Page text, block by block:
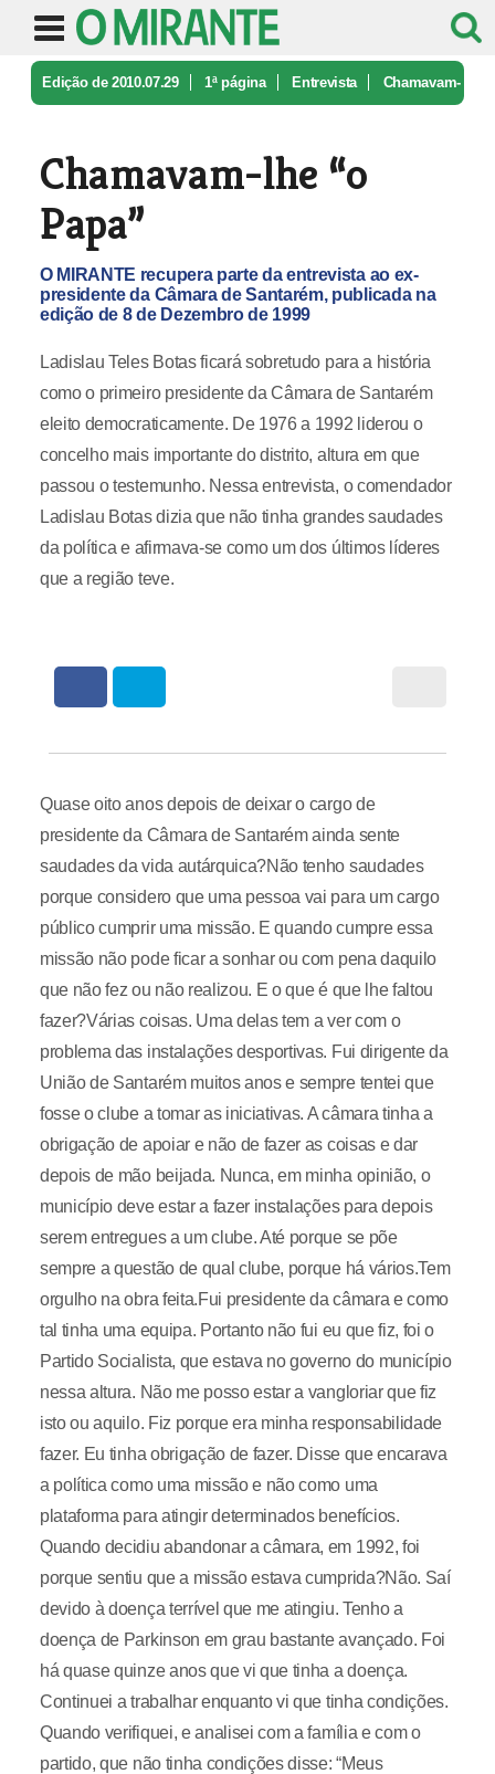
Edição de 2010.07.29 1ª página Entrevista Chamavam-
Chamavam-lhe “o
Papa”
O MIRANTE recupera parte da entrevista ao ex-
presidente da Câmara de Santarém, publicada na
edição de 8 de Dezembro de 1999
Ladislau Teles Botas ficará sobretudo para a história
como o primeiro presidente da Câmara de Santarém
eleito democraticamente. De 1976 a 1992 liderou o
concelho mais importante do distrito, altura em que
passou o testemunho. Nessa entrevista, o comendador
Ladislau Botas dizia que não tinha grandes saudades
da política e afirmava-se como um dos últimos líderes
que a região teve.
Quase oito anos depois de deixar o cargo de
presidente da Câmara de Santarém ainda sente
saudades da vida autárquica?Não tenho saudades
porque considero que uma pessoa vai para um cargo
público cumprir uma missão. E quando cumpre essa
missão não pode ficar a sonhar ou com pena daquilo
que não fez ou não realizou. E o que é que lhe faltou
fazer?Várias coisas. Uma delas tem a ver com o
problema das instalações desportivas. Fui dirigente da
União de Santarém muitos anos e sempre tentei que
fosse o clube a tomar as iniciativas. A câmara tinha a
obrigação de apoiar e não de fazer as coisas e dar
depois de mão beijada. Nunca, em minha opinião, o
município deve estar a fazer instalações para depois
serem entregues a um clube. Até porque se põe
sempre a questão de qual clube, porque há vários.Tem
orgulho na obra feita.Fui presidente da câmara e como
tal tinha uma equipa. Portanto não fui eu que fiz, foi o
Partido Socialista, que estava no governo do município
nessa altura. Não me posso estar a vangloriar que fiz
isto ou aquilo. Fiz porque era minha responsabilidade
fazer. Eu tinha obrigação de fazer. Disse que encarava
a política como uma missão e não como uma
plataforma para atingir determinados benefícios.
Quando decidiu abandonar a câmara, em 1992, foi
porque sentiu que a missão estava cumprida?Não. Saí
devido à doença terrível que me atingiu. Tenho a
doença de Parkinson em grau bastante avançado. Foi
há quase quinze anos que vi que tinha a doença.
Continuei a trabalhar enquanto vi que tinha condições.
Quando verifiquei, e analisei com a família e com o
partido, que não tinha condições disse: “Meus